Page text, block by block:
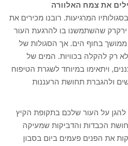
את צמח האלוורה
המרגיעות. רובנו מכירים את
ירקרק שהשתמשנו בו להרגעת העור
בחוף הים. אך הסגולות של
רק להקלה בכוויות. המים של
ויתאימו במיוחד לשגרת הטיפוח
ולהגברת תחושת הרעננות
להגן על העור שלכם בתקופת הקיץ
הכבדות והדביקות שמעיקה
את הפנים פעמים ביום בסבון